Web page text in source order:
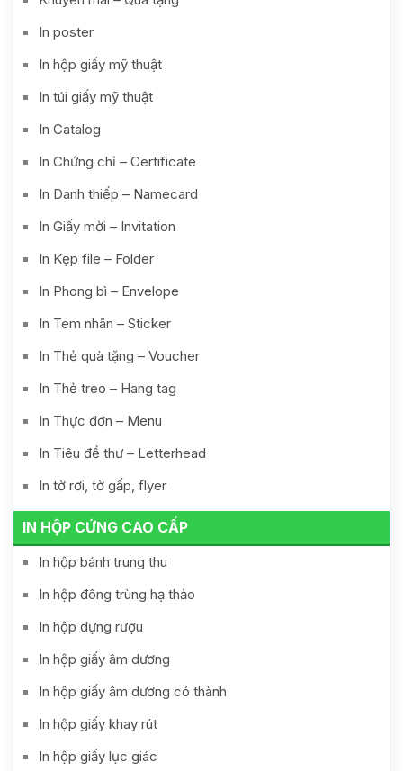
In poster
In hộp giấy mỹ thuật
In túi giấy mỹ thuật
In Catalog
In Chứng chỉ – Certificate
In Danh thiếp – Namecard
In Giấy mời – Invitation
In Kẹp file – Folder
In Phong bì – Envelope
In Tem nhãn – Sticker
In Thẻ quà tặng – Voucher
In Thẻ treo – Hang tag
In Thực đơn – Menu
In Tiêu đề thư – Letterhead
In tờ rơi, tờ gấp, flyer
IN HỘP CỨNG CAO CẤP
In hộp bánh trung thu
In hộp đông trùng hạ thảo
In hộp đựng rượu
In hộp giấy âm dương
In hộp giấy âm dương có thành
In hộp giấy khay rút
In hộp giấy lục giác